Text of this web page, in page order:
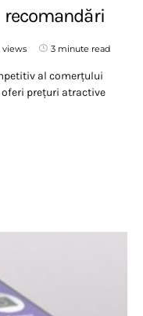
views 3 minute read
al comerțului
prețuri atractive